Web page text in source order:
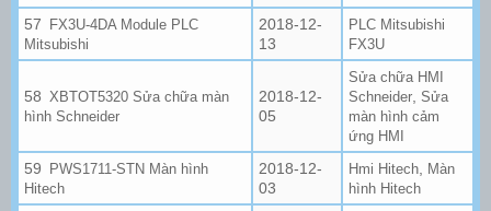
FX3U-4DA Module PLC
Mitsubishi
2018-12-
13
PLC Mitsubishi
FX3U
XBTOT5320 Sửa chữa màn
hình Schneider
2018-12-
05
Sửa chữa HMI
Schneider Sửa
màn hình cảm
ứng HMI
PWS1711-STN Màn hình
Hitech
2018-12-
03
Hmi Hitech
Màn
hình Hitech